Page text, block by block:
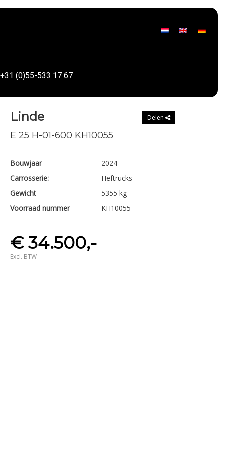
+31 (0)55-533 17 67
Delen
Linde
E 25 H-01-600 KH10055
Bouwjaar
2024
Carrosserie:
Heftrucks
Gewicht
5355 kg
Voorraad nummer
KH10055
€ 34.500,-
Excl. BTW